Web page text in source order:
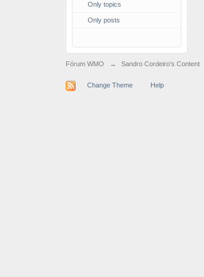
Only topics
Only posts
Fórum WMO → Sandro Cordeiro's Content
Change Theme Help